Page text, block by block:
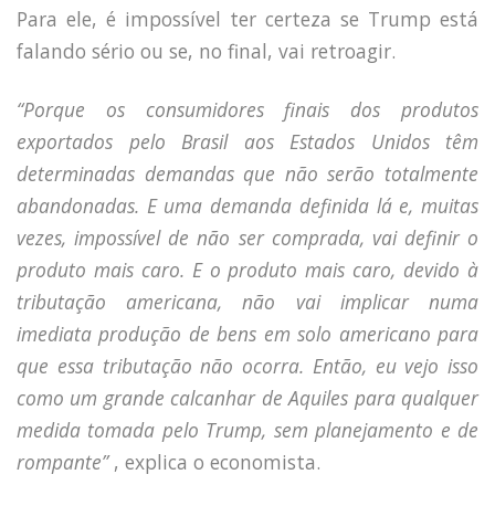
Para ele, é impossível ter certeza se Trump está
falando sério ou se, no final, vai retroagir.
“Porque os consumidores finais dos produtos
exportados pelo Brasil aos Estados Unidos têm
determinadas demandas que não serão totalmente
abandonadas. E uma demanda definida lá e, muitas
vezes, impossível de não ser comprada, vai definir o
produto mais caro. E o produto mais caro, devido à
tributação americana, não vai implicar numa
imediata produção de bens em solo americano para
que essa tributação não ocorra. Então, eu vejo isso
como um grande calcanhar de Aquiles para qualquer
medida tomada pelo Trump, sem planejamento e de
rompante” , explica o economista.